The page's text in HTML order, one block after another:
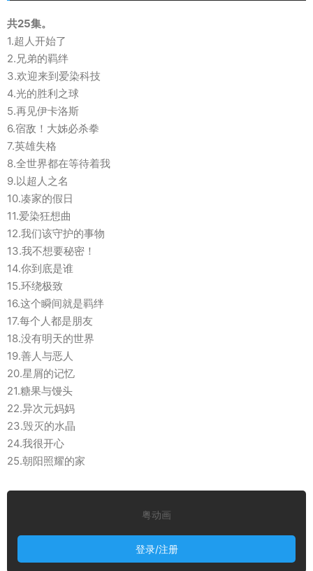
共25集。
1.超人开始了
2.兄弟的羁绊
3.欢迎来到爱染科技
4.光的胜利之球
5.再见伊卡洛斯
6.宿敌！大姊必杀拳
7.英雄失格
8.全世界都在等待着我
9.以超人之名
10.凑家的假日
11.爱染狂想曲
12.我们该守护的事物
13.我不想要秘密！
14.你到底是谁
15.环绕极致
16.这个瞬间就是羁绊
17.每个人都是朋友
18.没有明天的世界
19.善人与恶人
20.星屑的记忆
21.糖果与馒头
22.异次元妈妈
23.毁灭的水晶
24.我很开心
25.朝阳照耀的家
粤动画
登录/注册